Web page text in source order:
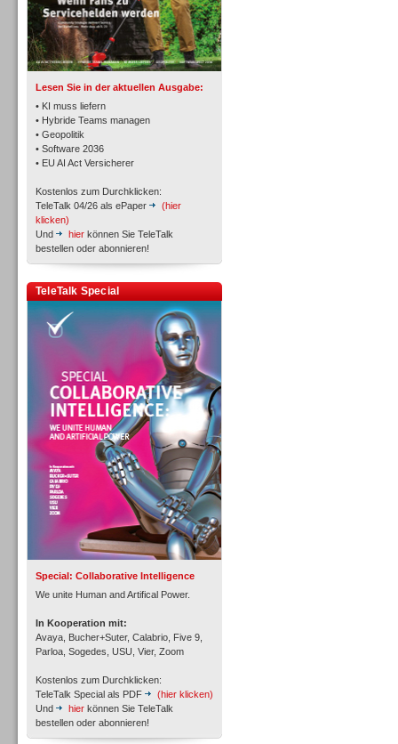
Lesen Sie in der aktuellen Ausgabe:
• KI muss liefern
• Hybride Teams managen
• Geopolitik
• Software 2036
• EU AI Act Versicherer
Kostenlos zum Durchklicken:
TeleTalk 04/26 als ePaper
(hier
klicken)
Und
hier können Sie TeleTalk
bestellen oder abonnieren!
TeleTalk Special
Special: Collaborative Intelligence
We unite Human and Artifical Power.
In Kooperation mit:
Avaya, Bucher+Suter, Calabrio, Five 9,
Parloa, Sogedes, USU, Vier, Zoom
Kostenlos zum Durchklicken:
TeleTalk Special als PDF
(hier klicken)
Und
hier können Sie TeleTalk
bestellen oder abonnieren!
TK- und ACD-Systeme
Workforce-Management
Personal
Personal
Inbound